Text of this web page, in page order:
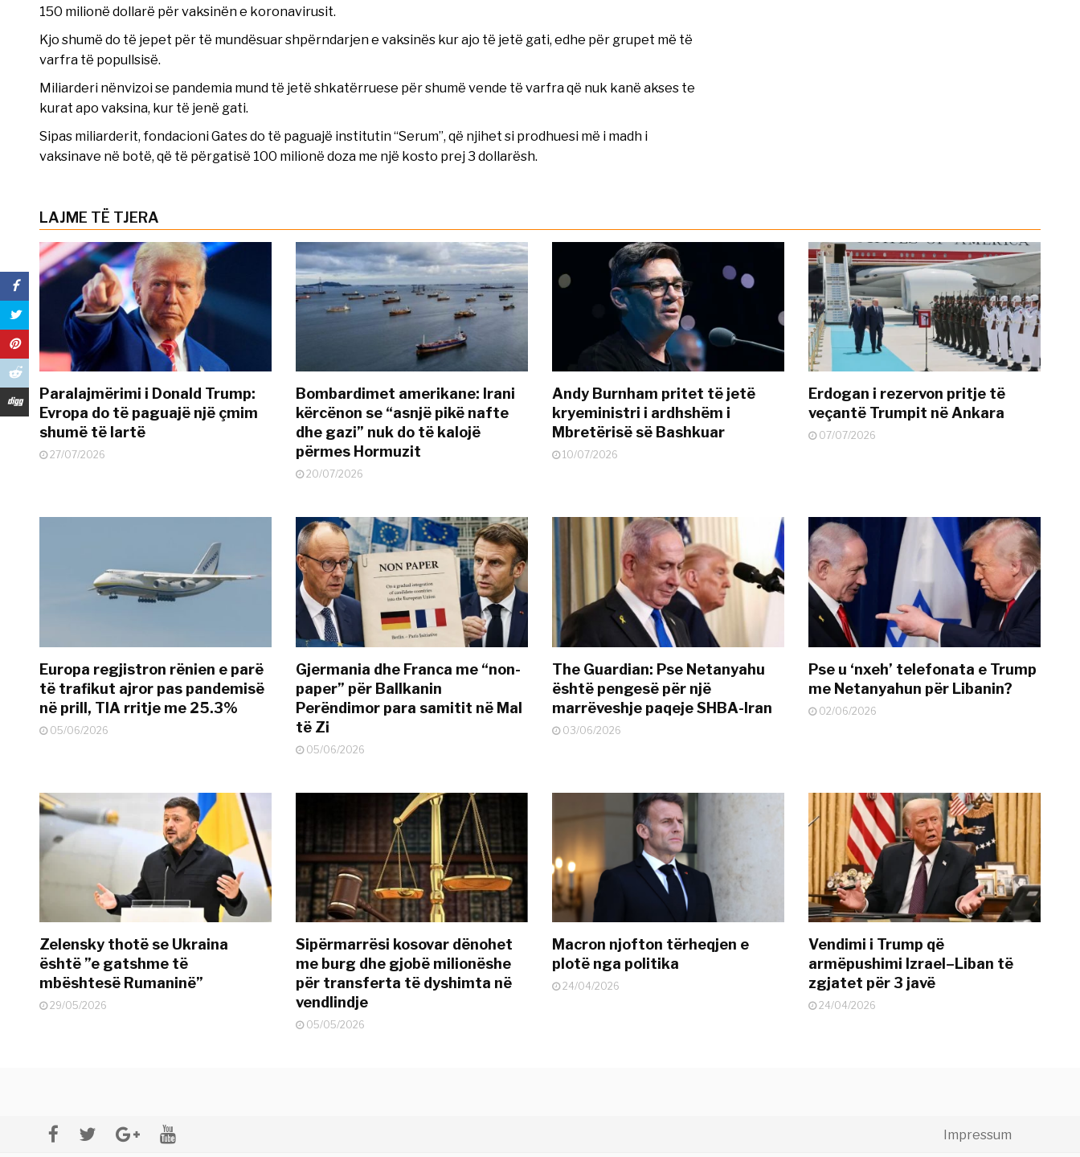
150 milionë dollarë për vaksinën e koronavirusit.
Kjo shumë do të jepet për të mundësuar shpërndarjen e vaksinës kur ajo të jetë gati, edhe për grupet më të
varfra të popullsisë.
Miliarderi nënvizoi se pandemia mund të jetë shkatërruese për shumë vende të varfra që nuk kanë akses te
kurat apo vaksina, kur të jenë gati.
Sipas miliarderit, fondacioni Gates do të paguajë institutin “Serum”, që njihet si prodhuesi më i madh i
vaksinave në botë, që të përgatisë 100 milionë doza me një kosto prej 3 dollarësh.
LAJME TË TJERA
Paralajmërimi i Donald Trump:
Evropa do të paguajë një çmim
shumë të lartë
27/07/2026
Bombardimet amerikane: Irani
kërcënon se “asnjë pikë nafte
dhe gazi” nuk do të kalojë
përmes Hormuzit
20/07/2026
Andy Burnham pritet të jetë
kryeministri i ardhshëm i
Mbretërisë së Bashkuar
10/07/2026
Erdogan i rezervon pritje të
veçantë Trumpit në Ankara
07/07/2026
Europa regjistron rënien e parë
të trafikut ajror pas pandemisë
në prill, TIA rritje me 25.3%
05/06/2026
Gjermania dhe Franca me “non-
paper” për Ballkanin
Perëndimor para samitit në Mal
të Zi
05/06/2026
The Guardian: Pse Netanyahu
është pengesë për një
marrëveshje paqeje SHBA-Iran
03/06/2026
Pse u ‘nxeh’ telefonata e Trump
me Netanyahun për Libanin?
02/06/2026
Zelensky thotë se Ukraina
është ”e gatshme të
mbështesë Rumaninë”
29/05/2026
Sipërmarrësi kosovar dënohet
me burg dhe gjobë milionëshe
për transferta të dyshimta në
vendlindje
05/05/2026
Macron njofton tërheqjen e
plotë nga politika
24/04/2026
Vendimi i Trump që
armëpushimi Izrael–Liban të
zgjatet për 3 javë
24/04/2026
Impressum